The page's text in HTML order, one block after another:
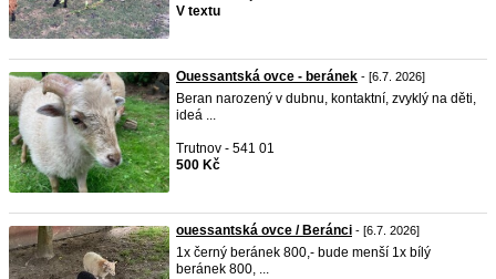
V textu
Ouessantská ovce - beránek - [6.7. 2026]
Beran narozený v dubnu, kontaktní, zvyklý na děti,
ideá ...
Trutnov - 541 01
500 Kč
ouessantská ovce / Beránci - [6.7. 2026]
1x černý beránek 800,- bude menší 1x bílý
beránek 800, ...